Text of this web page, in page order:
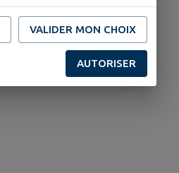
VALIDER MON CHOIX
AUTORISER